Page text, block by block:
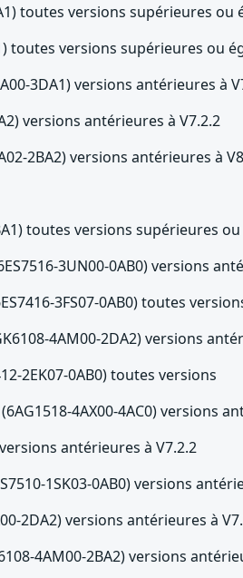
toutes versions supérieures ou
toutes versions supérieures ou
3DA1) versions antérieures à
versions antérieures à V7.2.2
2BA2) versions antérieures à
toutes versions supérieures
3UN00-0AB0) versions
3FS07-0AB0) toutes
4AM00-2DA2) versions
2EK07-0AB0) toutes versions
4AX00-4AC0) versions
versions antérieures à V7.2.2
1SK03-0AB0) versions
2DA2) versions antérieures à
4AM00-2BA2) versions